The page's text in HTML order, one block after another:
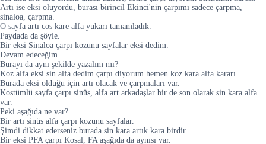
Artı ise eksi oluyordu, burası birincil Ekinci'nin çarpımı sadece çarpma,
sinaloa, çarpma.
O sayfa artı cos kare alfa yukarı tamamladık.
Paydada da şöyle.
Bir eksi Sinaloa çarpı kozunu sayfalar eksi dedim.
Devam edeceğim.
Burayı da aynı şekilde yazalım mı?
Koz alfa eksi sin alfa dedim çarpı diyorum hemen koz kara alfa kararı.
Burada eksi olduğu için artı olacak ve çarpmaları var.
Kostümlü sayfa çarpı sinüs, alfa art arkadaşlar bir de son olarak sin kara alfa
var.
Peki aşağıda ne var?
Bir artı sinüs alfa çarpı kozunu sayfalar.
Şimdi dikkat ederseniz burada sin kara artık kara birdir.
Bir eksi PFA çarpı Kosal, FA aşağıda da aynısı var.